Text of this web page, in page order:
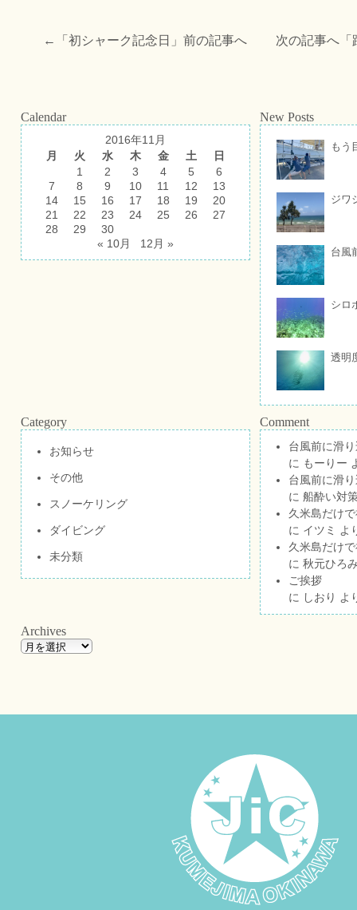
←「 初シャーク記念日 」前の記事へ 次の記事へ「
Calendar
2016年11月
月
火 水 木 金 土
日
1
2 3 4 5
6
7
8 9 10 11 12
13
14
15 16 17 18 19
20
21
22 23 24 25 26
27
28
29
30
« 10月
12月 »
New Posts
もう
ジワ
台風
シロ
透明
Category
お知らせ
その他
スノーケリング
ダイビング
未分類
Comment
台風前に滑
に もーりー
台風前に滑
に 船酔い対
久米島だけ
に イツミ
よ
久米島だけ
に 秋元ひろ
ご挨拶
に しおり よ
Archives